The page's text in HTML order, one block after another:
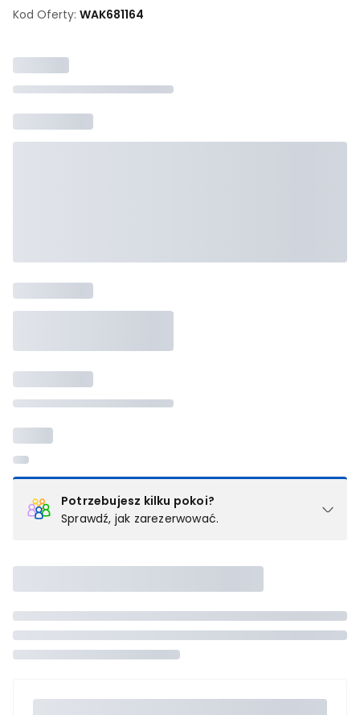
Kod Oferty: WAK681164
Potrzebujesz kilku pokoi?
Sprawdź, jak zarezerwować.
pokoju (lub apartamencie, willi itd.). Wybierz jedną z ofert z listy
i zarezerwuj ją. Zrób oddzielne rezerwacje dla każdego
kolejnego pokoju lubskontaktuj się z nami,by złożyć
zamówienie u naszego doradcy.
Maksymalna liczba uczestników
maksymalny limit dla 1 pokoju.